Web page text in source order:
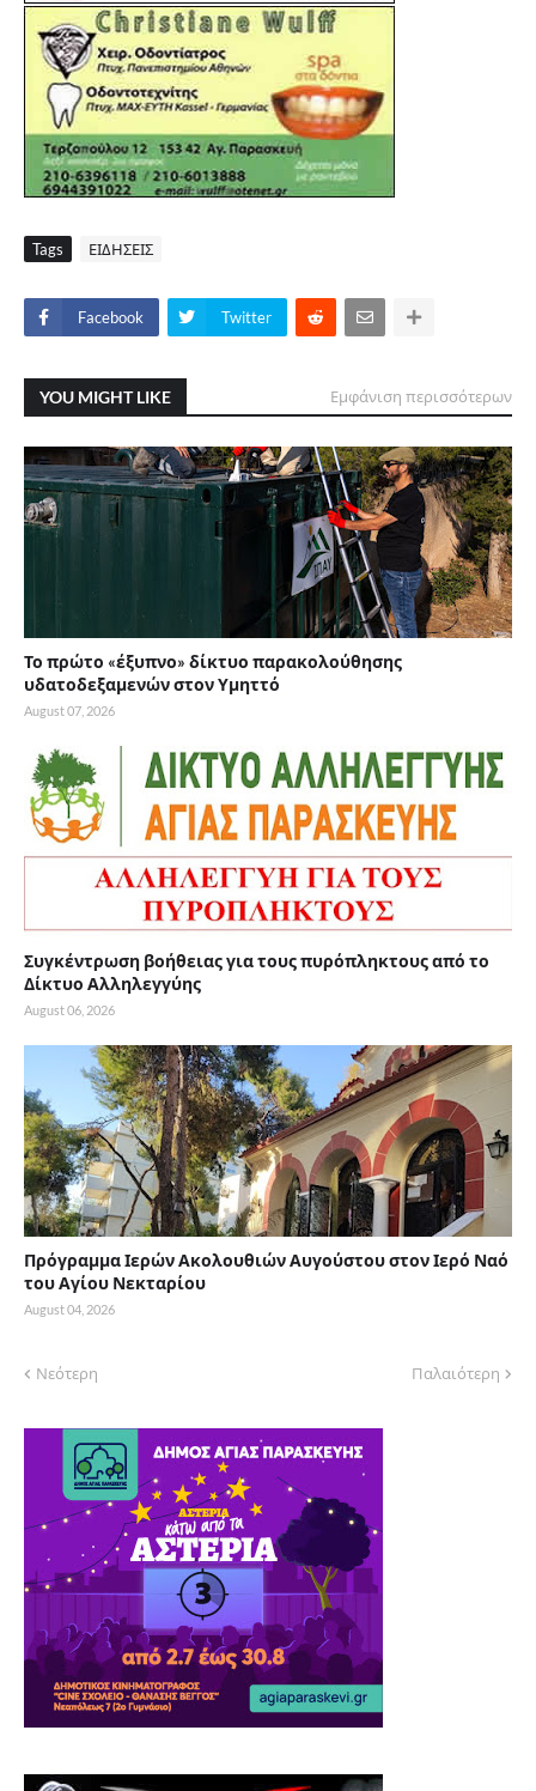
Tags ΕΙΔΗΣΕΙΣ
Facebook Twitter
YOU MIGHT LIKE Εμφάνιση περισσότερων
Το πρώτο «έξυπνο» δίκτυο παρακολούθησης
υδατοδεξαμενών στον Υμηττό
August 07, 2026
Συγκέντρωση βοήθειας για τους πυρόπληκτους από το
Δίκτυο Αλληλεγγύης
August 06, 2026
Πρόγραμμα Ιερών Ακολουθιών Αυγούστου στον Ιερό Ναό
του Αγίου Νεκταρίου
August 04, 2026
Νεότερη Παλαιότερη